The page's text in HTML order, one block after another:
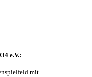
e.V.:
mit